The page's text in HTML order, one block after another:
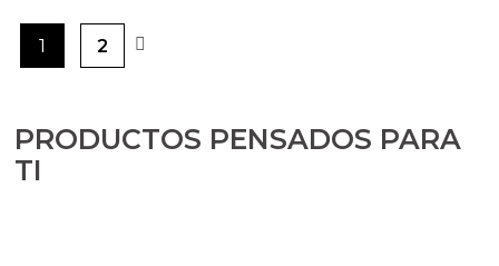
1 2
PRODUCTOS PENSADOS PARA
TI